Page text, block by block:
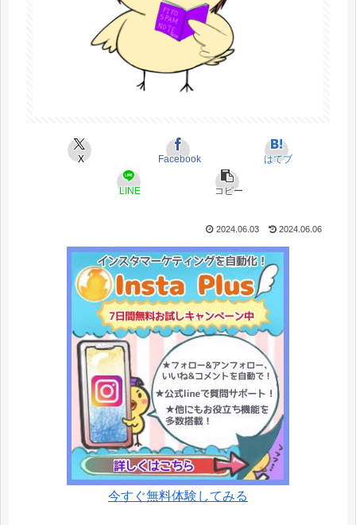
X Facebook はてブ
LINE コピー
2024.06.03 2024.06.06
今すぐ無料体験してみる